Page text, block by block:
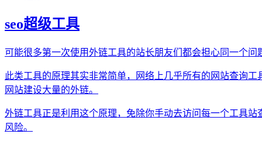
seo超级工具
可能很多第一次使用外链工具的站长朋友们都会担心同一个
此类工具的原理其实非常简单，网络上几乎所有的网站查询
网站建设大量的外链。
外链工具正是利用这个原理，免除你手动去访问每一个工具
风险。